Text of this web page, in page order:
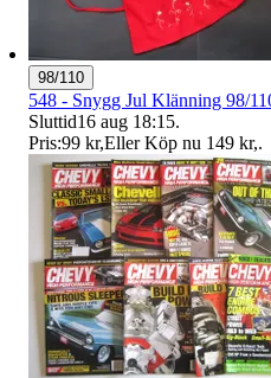
98/110
548 - Snygg Jul Klänning 98/
Sluttid16 aug 18:15.
Pris:99 kr,Eller Köp nu 149 kr,.